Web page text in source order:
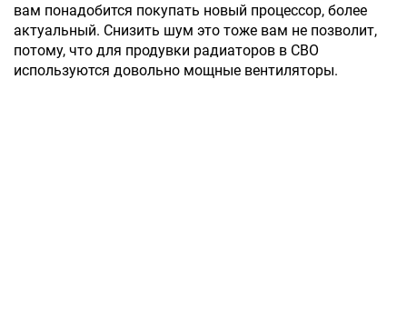
вам понадобится покупать новый процессор, более
актуальный. Снизить шум это тоже вам не позволит,
потому, что для продувки радиаторов в СВО
используются довольно мощные вентиляторы.